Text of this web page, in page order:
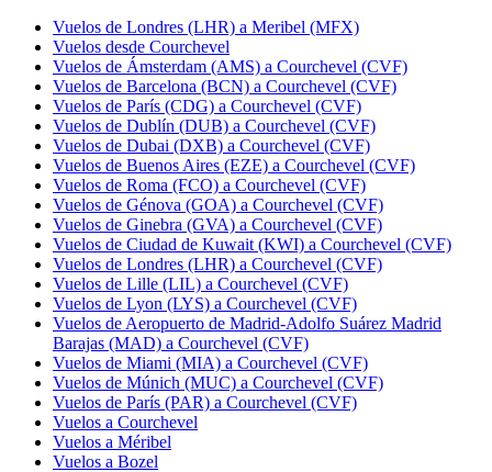
Vuelos de Londres (LHR) a Meribel (MFX)
Vuelos desde Courchevel
Vuelos de Ámsterdam (AMS) a Courchevel (CVF)
Vuelos de Barcelona (BCN) a Courchevel (CVF)
Vuelos de París (CDG) a Courchevel (CVF)
Vuelos de Dublín (DUB) a Courchevel (CVF)
Vuelos de Dubai (DXB) a Courchevel (CVF)
Vuelos de Buenos Aires (EZE) a Courchevel (CVF)
Vuelos de Roma (FCO) a Courchevel (CVF)
Vuelos de Génova (GOA) a Courchevel (CVF)
Vuelos de Ginebra (GVA) a Courchevel (CVF)
Vuelos de Ciudad de Kuwait (KWI) a Courchevel (CVF)
Vuelos de Londres (LHR) a Courchevel (CVF)
Vuelos de Lille (LIL) a Courchevel (CVF)
Vuelos de Lyon (LYS) a Courchevel (CVF)
Vuelos de Aeropuerto de Madrid-Adolfo Suárez Madrid
Barajas (MAD) a Courchevel (CVF)
Vuelos de Miami (MIA) a Courchevel (CVF)
Vuelos de Múnich (MUC) a Courchevel (CVF)
Vuelos de París (PAR) a Courchevel (CVF)
Vuelos a Courchevel
Vuelos a Méribel
Vuelos a Bozel